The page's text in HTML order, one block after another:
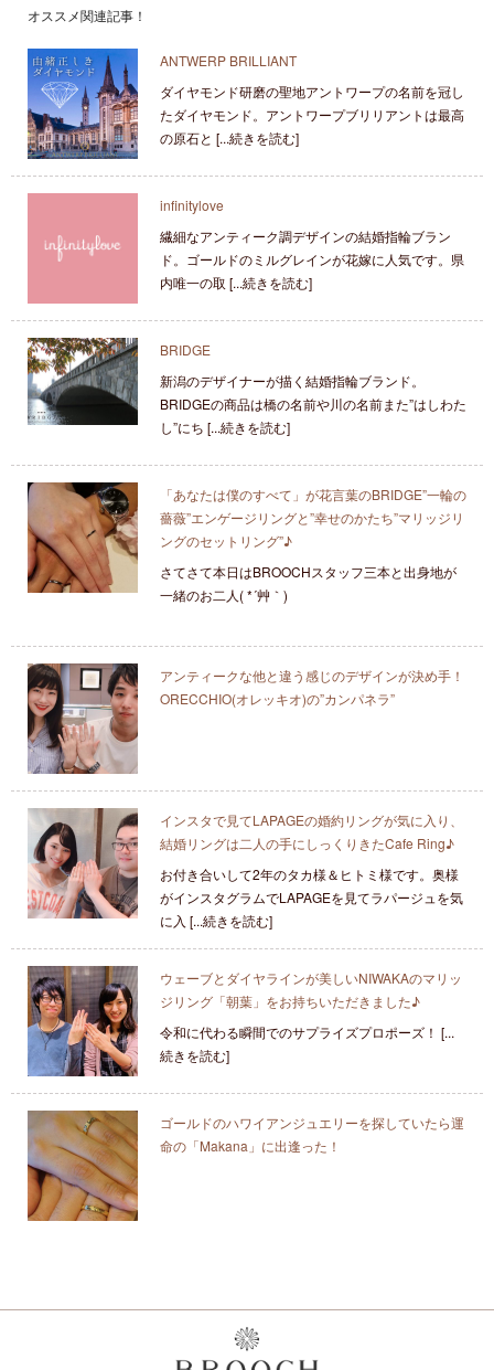
オススメ関連記事！
ANTWERP BRILLIANT
ダイヤモンド研磨の聖地アントワープの名前を冠し
たダイヤモンド。アントワープブリリアントは最高
の原石と [...続きを読む]
infinitylove
繊細なアンティーク調デザインの結婚指輪ブラン
ド。ゴールドのミルグレインが花嫁に人気です。県
内唯一の取 [...続きを読む]
BRIDGE
新潟のデザイナーが描く結婚指輪ブランド。
BRIDGEの商品は橋の名前や川の名前また”はしわた
し”にち [...続きを読む]
「あなたは僕のすべて」が花言葉のBRIDGE”一輪の
薔薇”エンゲージリングと”幸せのかたち”マリッジリ
ングのセットリング”♪
さてさて本日はBROOCHスタッフ三本と出身地が
一緒のお二人( *´艸｀)
アンティークな他と違う感じのデザインが決め手！
ORECCHIO(オレッキオ)の”カンパネラ”
インスタで見てLAPAGEの婚約リングが気に入り、
結婚リングは二人の手にしっくりきたCafe Ring♪
お付き合いして2年のタカ様＆ヒトミ様です。奥様
がインスタグラムでLAPAGEを見てラパージュを気
に入 [...続きを読む]
ウェーブとダイヤラインが美しいNIWAKAのマリッ
ジリング「朝葉」をお持ちいただきました♪
令和に代わる瞬間でのサプライズプロポーズ！ [...
続きを読む]
ゴールドのハワイアンジュエリーを探していたら運
命の「Makana」に出逢った！